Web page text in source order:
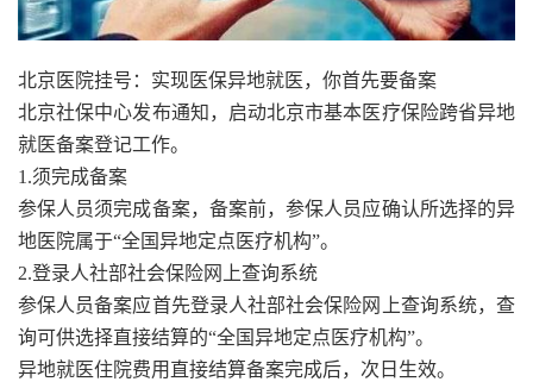
北京医院挂号：实现医保异地就医，你首先要备案
北京社保中心发布通知，启动北京市基本医疗保险跨省异地
就医备案登记工作。
1.须完成备案
参保人员须完成备案，备案前，参保人员应确认所选择的异
地医院属于“全国异地定点医疗机构”。
2.登录人社部社会保险网上查询系统
参保人员备案应首先登录人社部社会保险网上查询系统，查
询可供选择直接结算的“全国异地定点医疗机构”。
异地就医住院费用直接结算备案完成后，次日生效。